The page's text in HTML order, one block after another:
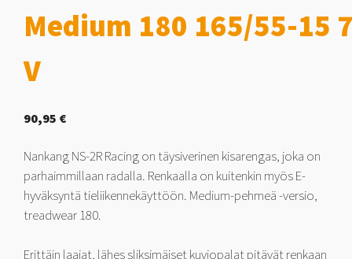
Medium 180 165/55-15
V
90,95 €
Nankang NS-2R Racing on täysiverinen kisarengas, joka on
parhaimmillaan radalla. Renkaalla on kuitenkin myös E-
hyväksyntä tieliikennekäyttöön. Medium-pehmeä -versio,
treadwear 180.
Erittäin laajat, lähes sliksimäiset kuviopalat pitävät renkaan